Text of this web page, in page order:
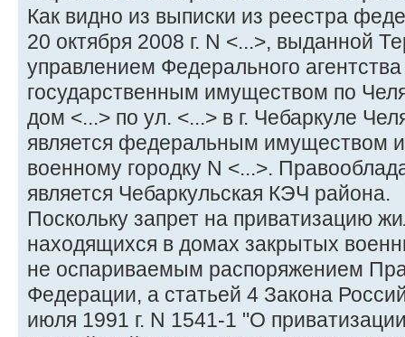
Как видно из выписки из реестра
20 октября 2008 г. N <...>, выданной
управлением Федерального
государственным имуществом по
дом <...> по ул. <...> в г. Чебаркуле
является федеральным имуществом
военному городку N <...>.
является Чебаркульская КЭЧ района.
Поскольку запрет на приватизацию
находящихся в домах закрытых
не оспариваемым распоряжением
Федерации, а статьей 4 Закона
июля 1991 г. N 1541-1 "О